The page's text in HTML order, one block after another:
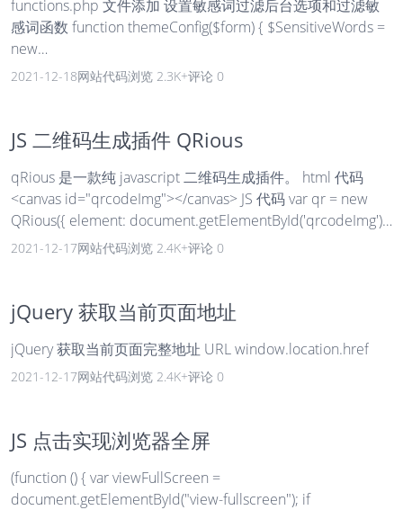
functions.php 文件添加 设置敏感词过滤后台选项和过滤敏
感词函数 function themeConfig($form) { $SensitiveWords =
new
Typecho_Widget_Helper_Form_Element_Textarea('Sensitive
2021-12-18网站代码浏览 2.3K+评论 0
JS 二维码生成插件 QRious
qRious 是一款纯 javascript 二维码生成插件。 html 代码
<canvas id="qrcodeImg"></canvas> JS 代码 var qr = new
QRious({ element: document.getElementById('qrcodeImg'),
background: 'white', foreground: 'black', level: 'H', size: 150,
2021-12-17网站代码浏览 2.4K+评论 0
jQuery 获取当前页面地址
jQuery 获取当前页面完整地址 URL window.location.href
2021-12-17网站代码浏览 2.4K+评论 0
JS 点击实现浏览器全屏
(function () { var viewFullScreen =
document.getElementById("view-fullscreen"); if